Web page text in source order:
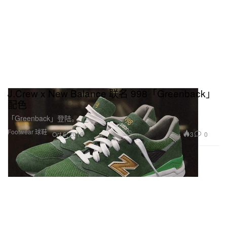
Footwear 球鞋
J.Crew x New Balance 联名 998「Greenback」
配色
「Greenback」登陆。
Oct 6, 2016 3 0